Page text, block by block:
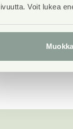
Voit lukea
1998lisä